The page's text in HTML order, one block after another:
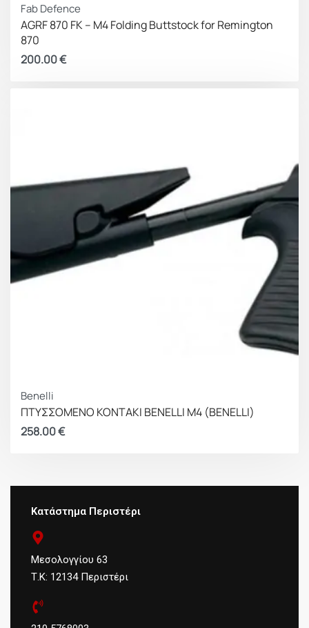
Fab Defence
AGRF 870 FK – M4 Folding Buttstock for Remington
870
200.00€
Benelli
ΠΤΥΣΣΟΜΕΝΟ ΚΟΝΤΑΚΙ BENELLI M4 (BENELLI)
258.00€
Κατάστημα Περιστέρι
Μεσολογγίου 63
Τ.Κ: 12134 Περιστέρι